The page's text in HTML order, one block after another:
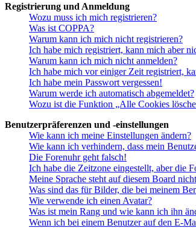
Registrierung und Anmeldung
Wozu muss ich mich registrieren?
Was ist COPPA?
Warum kann ich mich nicht registrieren?
Ich habe mich registriert, kann mich aber
Warum kann ich mich nicht anmelden?
Ich habe mich vor einiger Zeit registriert,
Ich habe mein Passwort vergessen!
Warum werde ich automatisch abgemeldet?
Wozu ist die Funktion „Alle Cookies
Benutzerpräferenzen und -einstellungen
Wie kann ich meine Einstellungen ändern?
Wie kann ich verhindern, dass mein
Die Forenuhr geht falsch!
Ich habe die Zeitzone eingestellt, aber die
Meine Sprache steht auf diesem Board
Was sind das für Bilder, die bei meinem
Wie verwende ich einen Avatar?
Was ist mein Rang und wie kann ich ihn
Wenn ich bei einem Benutzer auf den E-